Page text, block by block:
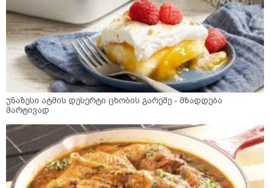
უნაზესი ატმის დესერტი ცხობის გარეშე - მზადდება
მარტივად